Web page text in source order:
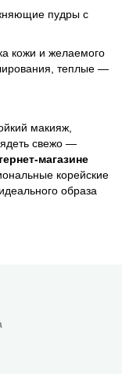
пудры с
кожи и желаемого
теплые —
макияж,
свежо —
магазине
корейские
образа